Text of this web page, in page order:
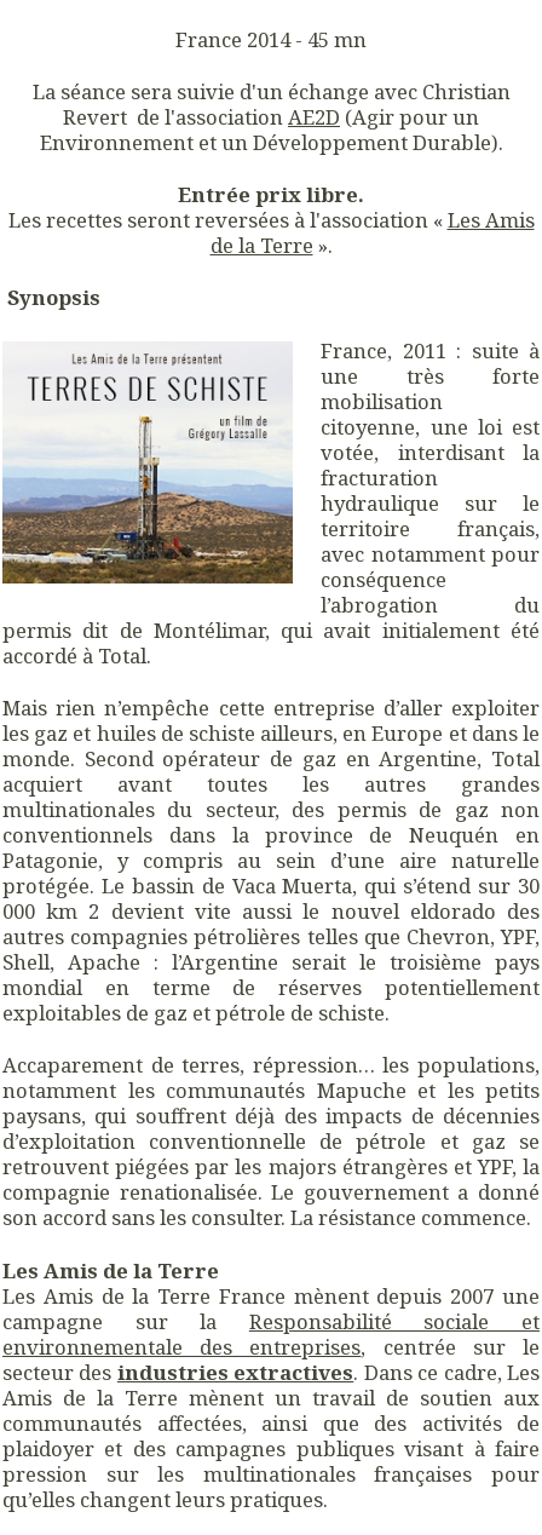
France 2014 - 45 mn
La séance sera suivie d'un échange avec Christian
Revert de l'associationAE2D (Agir pour un
Environnement et un Développement Durable).
Entrée prix libre.
Les recettes seront reversées à l'association «Les Amis
de la Terre ».
Synopsis
France, 2011 : suite à
une très forte
mobilisation
citoyenne, une loi est
votée, interdisant la
fracturation
hydraulique sur le
territoire français,
avec notamment pour
conséquence
l’abrogation du
permis dit de Montélimar, qui avait initialement été
accordé à Total.
Mais rien n’empêche cette entreprise d’aller exploiter
les gaz et huiles de schiste ailleurs, en Europe et dans le
monde. Second opérateur de gaz en Argentine, Total
acquiert avant toutes les autres grandes
multinationales du secteur, des permis de gaz non
conventionnels dans la province de Neuquén en
Patagonie, y compris au sein d’une aire naturelle
protégée. Le bassin de Vaca Muerta, qui s’étend sur 30
000 km 2 devient vite aussi le nouvel eldorado des
autres compagnies pétrolières telles que Chevron, YPF,
Shell, Apache : l’Argentine serait le troisième pays
mondial en terme de réserves potentiellement
exploitables de gaz et pétrole de schiste.
Accaparement de terres, répression… les populations,
notamment les communautés Mapuche et les petits
paysans, qui souffrent déjà des impacts de décennies
d’exploitation conventionnelle de pétrole et gaz se
retrouvent piégées par les majors étrangères et YPF, la
compagnie renationalisée. Le gouvernement a donné
son accord sans les consulter. La résistance commence.
Les Amis de la Terre
Les Amis de la Terre France mènent depuis 2007 une
campagne sur la Responsabilité sociale et
environnementale des entreprises, centrée sur le
secteur des industries extractives. Dans ce cadre, Les
Amis de la Terre mènent un travail de soutien aux
communautés affectées, ainsi que des activités de
plaidoyer et des campagnes publiques visant à faire
pression sur les multinationales françaises pour
qu’elles changent leurs pratiques.